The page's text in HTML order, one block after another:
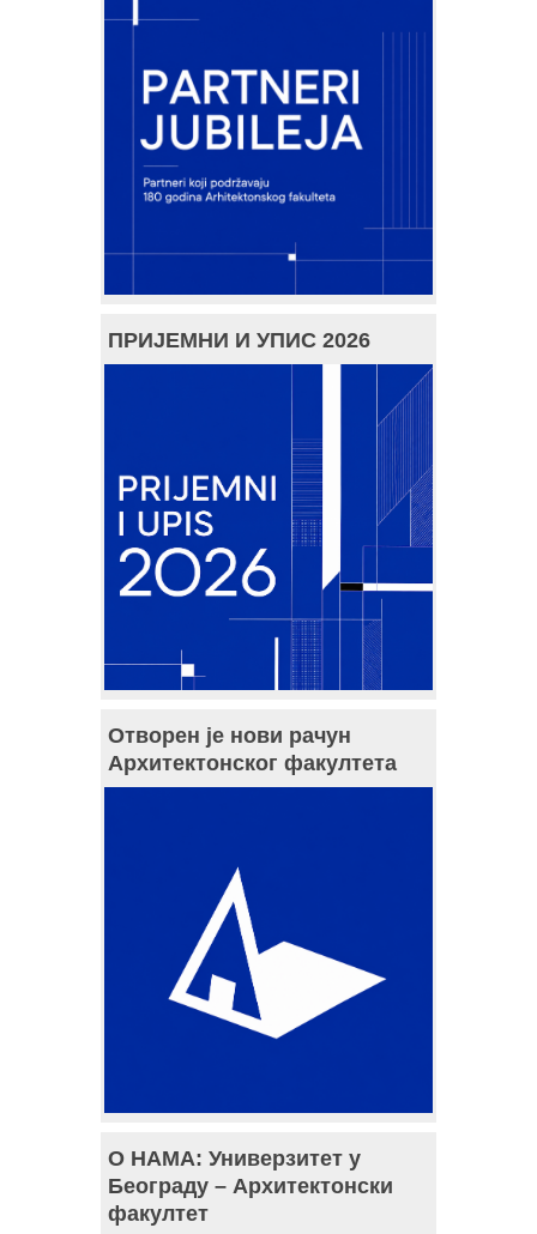
ПРИЈЕМНИ И УПИС 2026
Отворен је нови рачун
Архитектонског факултета
О НАМА: Универзитет у
Београду – Архитектонски
факултет